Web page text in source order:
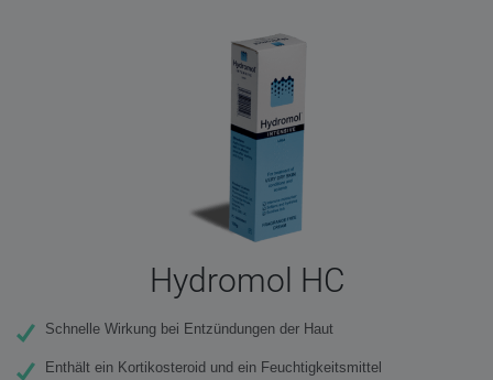
Hydromol HC
Schnelle Wirkung bei Entzündungen der Haut
Enthält ein Kortikosteroid und ein Feuchtigkeitsmittel